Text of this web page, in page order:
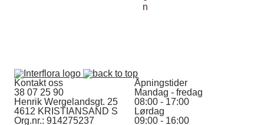
Kontakt oss
38 07 25 90
Henrik Wergelandsgt. 25
4612 KRISTIANSAND S
Org.nr.: 914275237
Åpningstider
Mandag - fredag
08:00 - 17:00
Lørdag
09:00 - 16:00